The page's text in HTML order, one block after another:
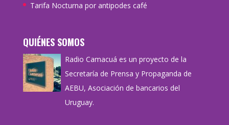
Tarifa Nocturna por antipodes café
QUIÉNES SOMOS
Radio Camacuá es un proyecto de la
Secretaría de Prensa y Propaganda de
AEBU, Asociación de bancarios del
Uruguay.